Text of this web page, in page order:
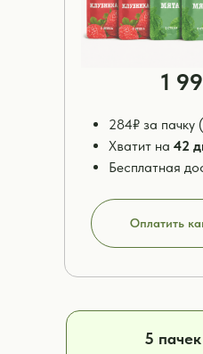
Оплатить
5
1
284₽ за пачку
Хватит на 42
Бесплатная